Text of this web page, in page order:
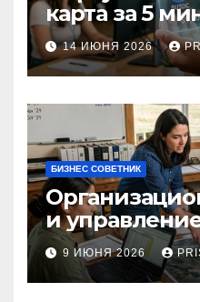
карта за 5
банков с
долларовом
14 ИЮНЯ 2026
БИЗНЕС СОВЕТНИК
и
компаниями
9 ИЮНЯ 2026